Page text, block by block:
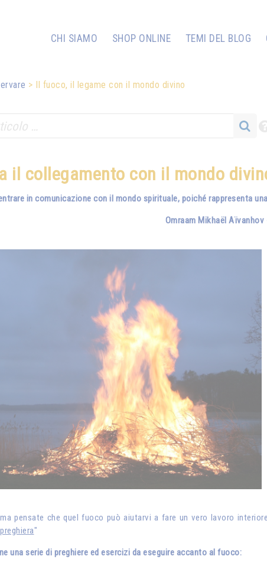
CHI SIAMO SHOP ONLINE TEMI DEL BLOG
Il fuoco, il legame con il mondo divino
il collegamento con il mondo
in comunicazione con il mondo spirituale, poiché rappresenta
Omraam Mikhaël Aïvanhov
pensate che quel fuoco può aiutarvi a fare un vero lavoro
"
una serie di preghiere ed esercizi da eseguire accanto al fuoco: